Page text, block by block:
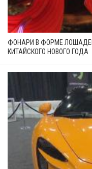
ФОНАРИ В ФОРМЕ
КИТАЙСКОГО НОВОГО ГОДА